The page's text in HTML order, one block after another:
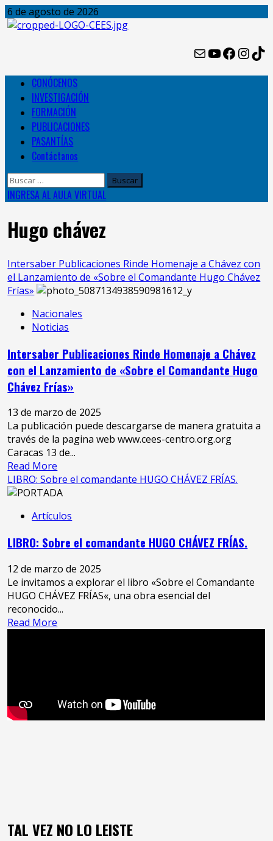
Skip
to
6 de agosto de 2026
MailYouTube
Primary
Menu
CONÓCENOS
INVESTIGACIÓN
FORMACIÓN
PUBLICACIONES
PASANTÍAS
Contáctanos
Buscar:
INGRESA AL AULA VIRTUAL
Hugo chávez
Intersaber Publicaciones Rinde Homenaje a Chávez con
el Lanzamiento de «Sobre el Comandante Hugo Chávez
Frías»
Nacionales
Noticias
Intersaber Publicaciones Rinde Homenaje a Chávez
con el Lanzamiento de «Sobre el Comandante Hugo
Chávez Frías»
13 de marzo de 2025
La publicación puede descargarse de manera gratuita a
través de la pagina web www.cees-centro.org.org
Caracas 13 de...
Read More
more
about
Publicaciones
Homenaje
Chávez
con
el
Lanzamiento
de
Frías»
LIBRO: Sobre el comandante HUGO CHÁVEZ FRÍAS.
Artículos
LIBRO: Sobre el comandante HUGO CHÁVEZ FRÍAS.
12 de marzo de 2025
Le invitamos a explorar el libro «Sobre el Comandante
HUGO CHÁVEZ FRÍAS«, una obra esencial del
reconocido...
Read More
comandante
TAL VEZ NO LO LEISTE